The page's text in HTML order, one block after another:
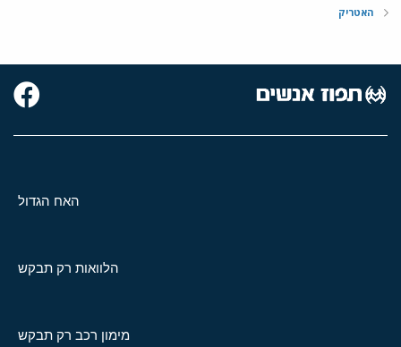
האטריק
האח הגדול
הלוואות רק תבקש
מימון רכב רק תבקש